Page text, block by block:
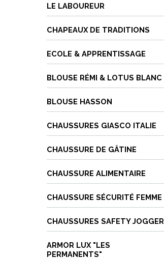
LE LABOUREUR
CHAPEAUX DE TRADITIONS
ECOLE & APPRENTISSAGE
BLOUSE RÉMI & LOTUS BLANC
BLOUSE HASSON
CHAUSSURES GIASCO ITALIE
CHAUSSURE DE GÂTINE
CHAUSSURE ALIMENTAIRE
CHAUSSURE SÉCURITÉ FEMME
CHAUSSURES SAFETY JOGGER
ARMOR LUX "LES
PERMANENTS"